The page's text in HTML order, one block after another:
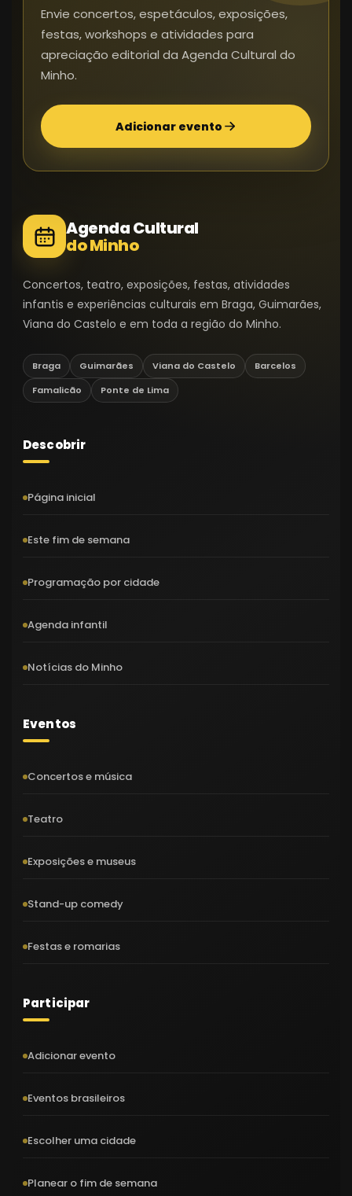
Envie concertos, espetáculos, exposições,
festas, workshops e atividades para
apreciação editorial da Agenda Cultural do
Minho.
Adicionar evento
Agenda Cultural
do Minho
Concertos, teatro, exposições, festas, atividades
infantis e experiências culturais em Braga, Guimarães,
Viana do Castelo e em toda a região do Minho.
Braga Guimarães Viana do Castelo
Barcelos
Famalicão
Ponte de Lima
Descobrir
Página inicial
Este fim de semana
Programação por cidade
Agenda infantil
Notícias do Minho
Eventos
Concertos e música
Teatro
Exposições e museus
Stand-up comedy
Festas e romarias
Participar
Adicionar evento
Eventos brasileiros
Escolher uma cidade
Planear o fim de semana